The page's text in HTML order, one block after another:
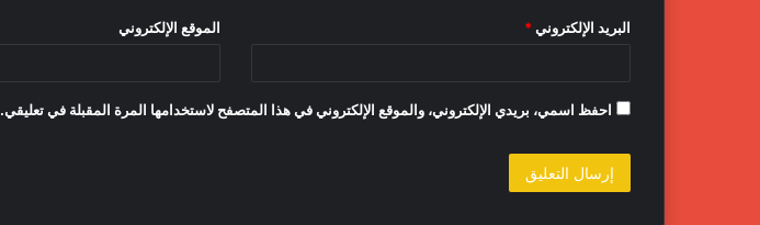
البريد الإلكتروني * الموقع الإلكتروني
احفظ اسمي، بريدي الإلكتروني، والموقع الإلكتروني في هذا المتصفح لاستخدامها المرة المقبلة في تعليقي.